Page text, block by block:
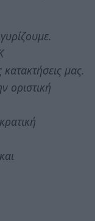
μας.
οριστική